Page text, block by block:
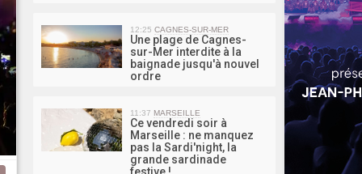
12:25 CAGNES-SUR-MER
Une plage de Cagnes-
sur-Mer interdite à la
baignade jusqu'à nouvel
ordre
11:37 MARSEILLE
Ce vendredi soir à
Marseille : ne manquez
pas la Sardi'night, la
grande sardinade